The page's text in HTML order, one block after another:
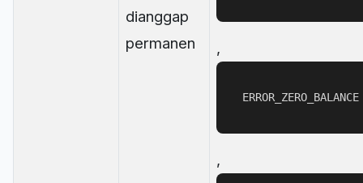
dianggap
permanen
,
ERROR_ZERO_BALANCE
,